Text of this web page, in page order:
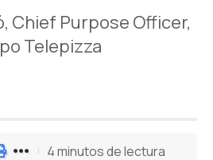
Chief Purpose Officer,
Telepizza
4 minutos de lectura